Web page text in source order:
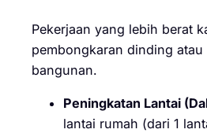
Pekerjaan yang lebih berat
pembongkaran dinding
bangunan.
Peningkatan Lantai
lantai rumah (dari 1